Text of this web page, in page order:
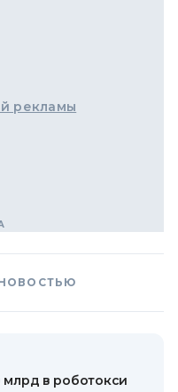
рекламы
млрд в роботокси